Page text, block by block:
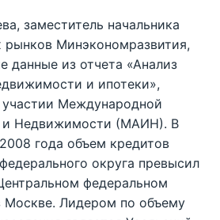
заместитель начальника
рынков Минэкономразвития,
данные из отчета «Анализ
и ипотеки»,
участии Международной
и Недвижимости (МАИН). В
года объем кредитов
округа превысил
федеральном
Москве. Лидером по объему